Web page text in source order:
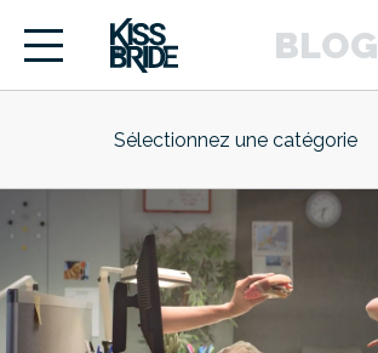
BLOG
Sélectionnez une catégorie